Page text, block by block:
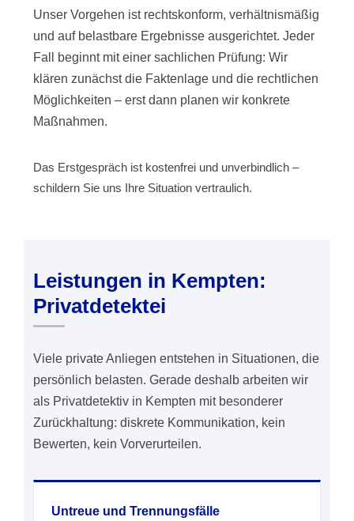
Unser Vorgehen ist rechtskonform, verhältnismäßig
und auf belastbare Ergebnisse ausgerichtet. Jeder
Fall beginnt mit einer sachlichen Prüfung: Wir
klären zunächst die Faktenlage und die rechtlichen
Möglichkeiten – erst dann planen wir konkrete
Maßnahmen.
Das Erstgespräch ist kostenfrei und unverbindlich –
schildern Sie uns Ihre Situation vertraulich.
Leistungen in Kempten:
Privatdetektei
Viele private Anliegen entstehen in Situationen, die
persönlich belasten. Gerade deshalb arbeiten wir
als Privatdetektiv in Kempten mit besonderer
Zurückhaltung: diskrete Kommunikation, kein
Bewerten, kein Vorverurteilen.
Untreue und Trennungsfälle